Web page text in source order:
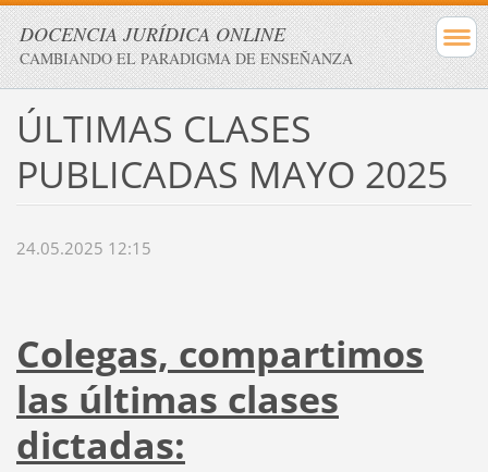
DOCENCIA JURÍDICA ONLINE
CAMBIANDO EL PARADIGMA DE ENSEÑANZA
ÚLTIMAS CLASES
PUBLICADAS MAYO 2025
24.05.2025 12:15
Colegas, compartimos
las últimas clases
dictadas: